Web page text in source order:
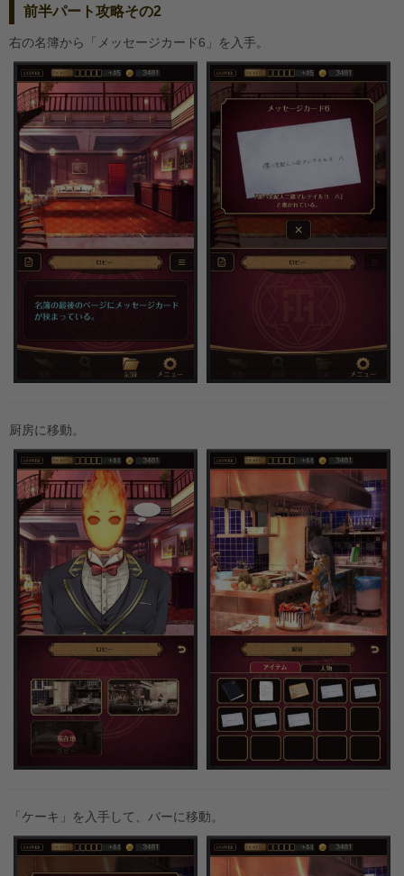
前半パート攻略その2
右の名簿から「メッセージカード6」を入手。
厨房に移動。
「ケーキ」を入手して、バーに移動。